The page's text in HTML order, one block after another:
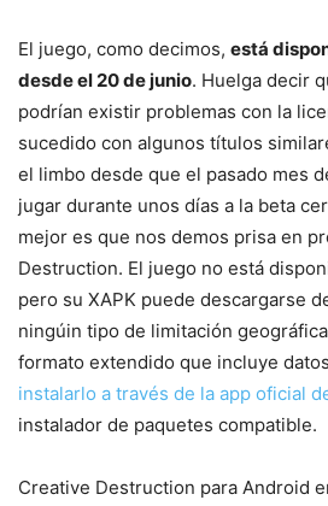
El juego, como decimos, está
desde el 20 de junio. Huelga decir
podrían existir problemas con la
sucedido con algunos títulos
el limbo desde que el pasado mes
jugar durante unos días a la beta
mejor es que nos demos prisa en
Destruction. El juego no está
pero su XAPK puede descargarse
ningúin tipo de limitación
formato extendido que incluye
instalarlo a través de la app oficial
instalador de paquetes compatible.
Creative Destruction para Android